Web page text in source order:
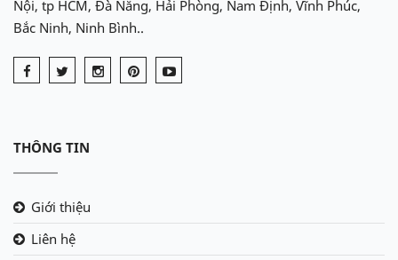
Nội, tp HCM, Đà Nẵng, Hải Phòng, Nam Định, Vĩnh Phúc,
Bắc Ninh, Ninh Bình..
THÔNG TIN
Giới thiệu
Liên hệ